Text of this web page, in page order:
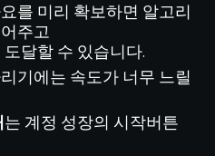
를 미리 확보하면 알고리
주고
달할 수 있습니다.
기에는 속도가 너무 느릴
는 계정 성장의 시작버튼